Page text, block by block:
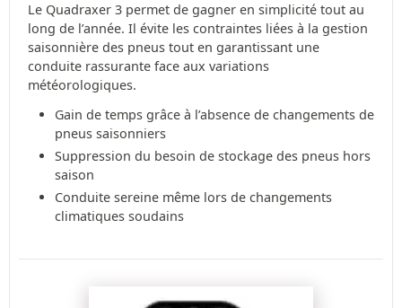
Le Quadraxer 3 permet de gagner en simplicité tout au
long de l’année. Il évite les contraintes liées à la gestion
saisonnière des pneus tout en garantissant une
conduite rassurante face aux variations
météorologiques.
Gain de temps grâce à l’absence de changements de
pneus saisonniers
Suppression du besoin de stockage des pneus hors
saison
Conduite sereine même lors de changements
climatiques soudains